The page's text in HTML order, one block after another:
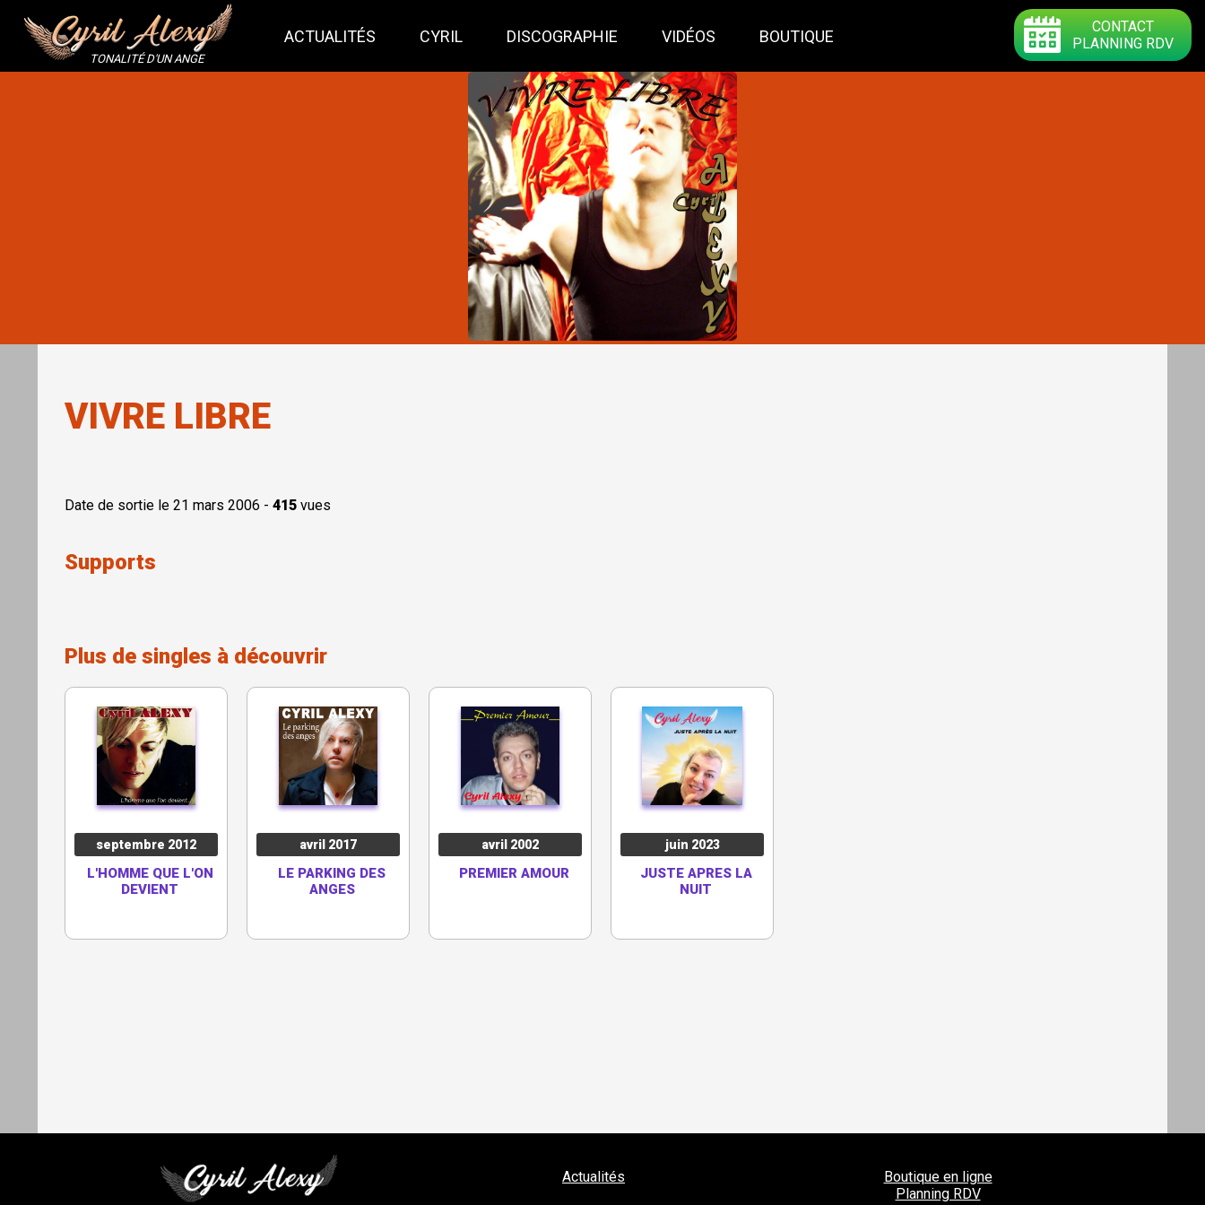
TONALITÉ D'UN ANGE
ACTUALITÉS CYRIL DISCOGRAPHIE VIDÉOS BOUTIQUE
CONTACT
PLANNING RDV
VIVRE LIBRE
Date de sortie le 21 mars 2006 - 415 vues
Supports
Plus de singles à découvrir
septembre 2012
L'HOMME QUE L'ON
DEVIENT
avril 2017
LE PARKING DES
ANGES
avril 2002
PREMIER AMOUR
juin 2023
JUSTE APRES LA
NUIT
Actualités
Boutique en ligne
Planning RDV